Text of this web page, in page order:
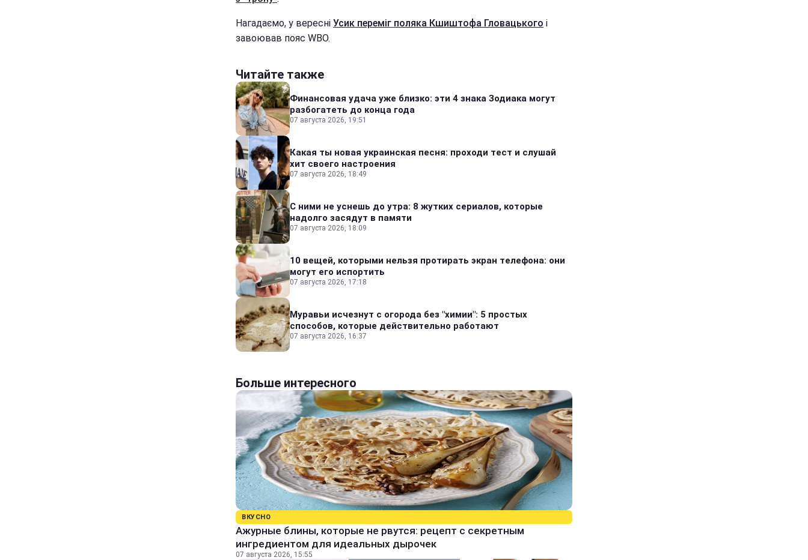
Нагадаємо, у вересні Усик переміг поляка Кшиштофа Гловацького і
завоював пояс WBO.
Читайте также
Финансовая удача уже близко: эти 4 знака Зодиака могут
разбогатеть до конца года
07 августа 2026, 19:51
Какая ты новая украинская песня: проходи тест и слушай
хит своего настроения
07 августа 2026, 18:49
С ними не уснешь до утра: 8 жутких сериалов, которые
надолго засядут в памяти
07 августа 2026, 18:09
10 вещей, которыми нельзя протирать экран телефона: они
могут его испортить
07 августа 2026, 17:18
Муравьи исчезнут с огорода без "химии": 5 простых
способов, которые действительно работают
07 августа 2026, 16:37
Больше интересного
ВКУСНО
Ажурные блины, которые не рвутся: рецепт с секретным
ингредиентом для идеальных дырочек
07 августа 2026, 15:55